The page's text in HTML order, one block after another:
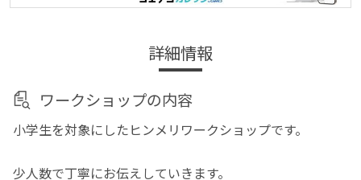
詳細情報
ワークショップの内容
小学生を対象にしたヒンメリワークショップです。
少人数で丁寧にお伝えしていきます。